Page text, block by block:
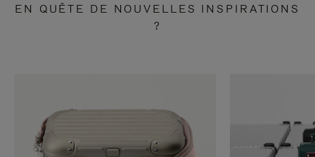
EN QUÊTE DE NOUVELLES INSPIRATIONS
?